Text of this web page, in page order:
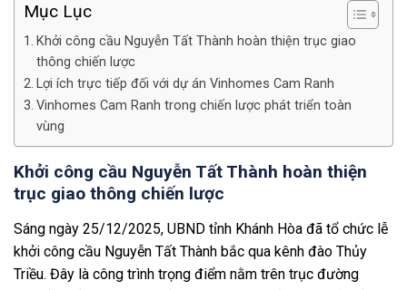
Mục Lục
Khởi công cầu Nguyễn Tất Thành hoàn thiện trục giao
thông chiến lược
Lợi ích trực tiếp đối với dự án Vinhomes Cam Ranh
Vinhomes Cam Ranh trong chiến lược phát triển toàn
vùng
Khởi công cầu Nguyễn Tất Thành hoàn thiện
trục giao thông chiến lược
Sáng ngày 25/12/2025, UBND tỉnh Khánh Hòa đã tổ chức lễ
khởi công cầu Nguyễn Tất Thành bắc qua kênh đào Thủy
Triều. Đây là công trình trọng điểm nằm trên trục đường